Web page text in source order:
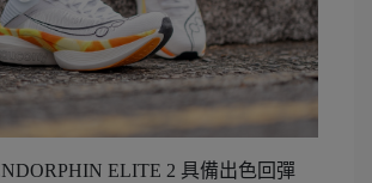
ELITE 2 具備出色回彈